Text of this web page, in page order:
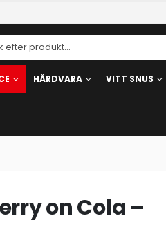
HÅRDVARA VITT SNUS
on Cola –